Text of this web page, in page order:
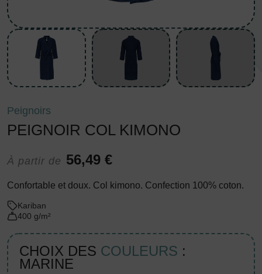
Peignoirs
PEIGNOIR COL KIMONO
À partir de 56,49 €
Confortable et doux. Col kimono. Confection 100% coton.
Kariban
400 g/m²
CHOIX DES COULEURS :
MARINE